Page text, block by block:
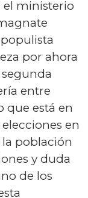
el ministerio
por ahora
entre
que está en
en
la población
y duda
de los